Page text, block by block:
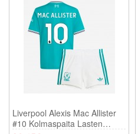
Liverpool Alexis Mac Allister
#10 Kolmaspaita Lasten